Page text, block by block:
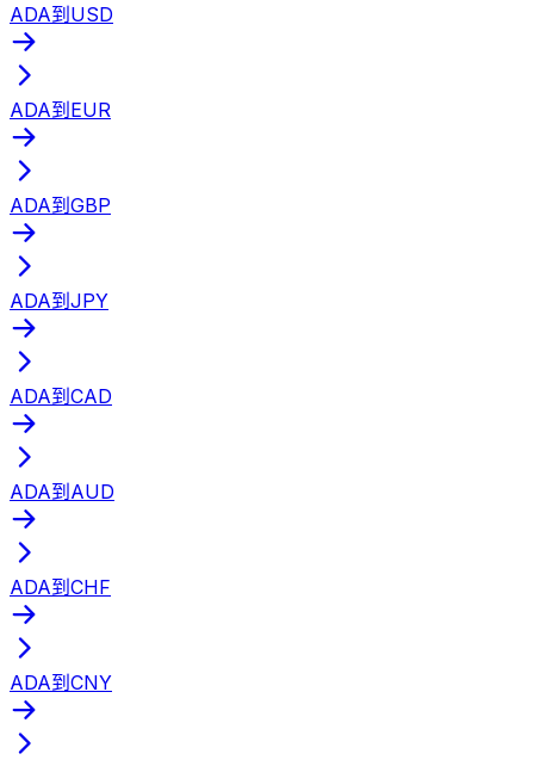
ADA到USD
ADA到EUR
ADA到GBP
ADA到JPY
ADA到CAD
ADA到AUD
ADA到CHF
ADA到CNY